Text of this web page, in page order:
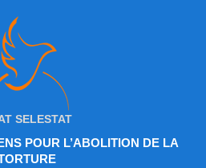
SELESTAT
POUR L’ABOLITION DE LA